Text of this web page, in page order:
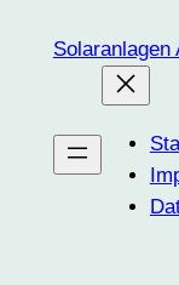
InhaltSolaranlagen